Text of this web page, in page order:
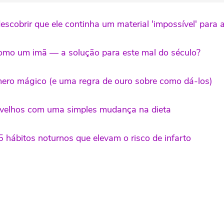
que ele continha um material 'impossível' para
um imã — a solução para este mal do século?
mágico (e uma regra de ouro sobre como dá-los)
com uma simples mudança na dieta
hábitos noturnos que elevam o risco de infarto